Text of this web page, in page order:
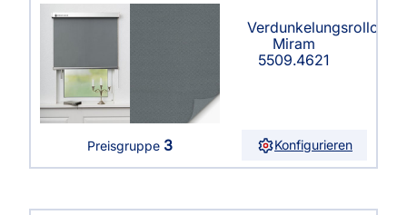
Verdunkelungsrollo
Miram
5509.4621
Preisgruppe 3 Konfigurieren